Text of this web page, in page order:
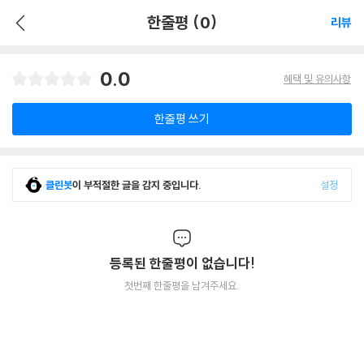
한줄평 (0) 리뷰
0.0 혜택 및 유의사항
한줄평 쓰기
클린봇이 부적절한 글을 감지 중입니다. 설정
등록된 한줄평이 없습니다!
첫번째 한줄평을 남겨주세요.